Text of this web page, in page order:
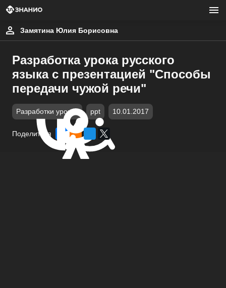
Замятина Юлия Борисовна
Разработка урока русского
языка с презентацией "Способы
передачи чужой речи"
Разработки уроков ppt 10.01.2017
Поделиться